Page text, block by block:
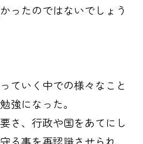
ったのではないでしょう
ていく中での様々なこと
強になった。
さ、行政や国をあてにし